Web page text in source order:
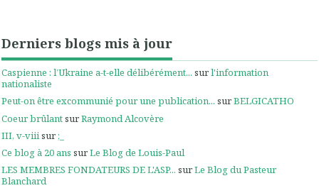
Derniers blogs mis à jour
Caspienne : l’Ukraine a-t-elle délibérément... surl'information
nationaliste
Peut-on être excommunié pour une publication... surBELGICATHO
Coeur brûlantsurRaymond Alcovère
III, v-viiisur;_
Ce blog à 20 ans surLe Blog de Louis-Paul
LES MEMBRES FONDATEURS DE L'ASP... surLe Blog du Pasteur
Blanchard